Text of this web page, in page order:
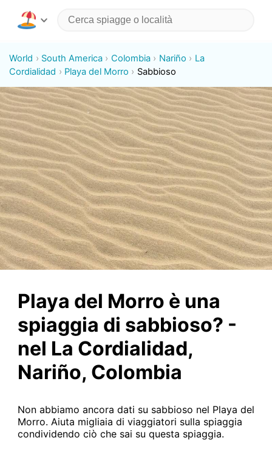
World South America Colombia Nariño
La
Cordialidad
Playa del Morro Sabbioso
Playa del Morro è una
spiaggia di sabbioso? -
nel La Cordialidad,
Nariño, Colombia
Non abbiamo ancora dati su sabbioso nel Playa del
Morro. Aiuta migliaia di viaggiatori sulla spiaggia
condividendo ciò che sai su questa spiaggia.